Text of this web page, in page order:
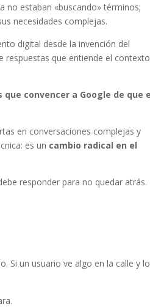
no estaban «buscando» términos;
necesidades complejas.
digital desde la invención del
que entiende el
convencer a Google de que
en conversaciones complejas y
es un cambio radical en el
responder para no quedar atrás.
Si un usuario ve algo en la calle y lo